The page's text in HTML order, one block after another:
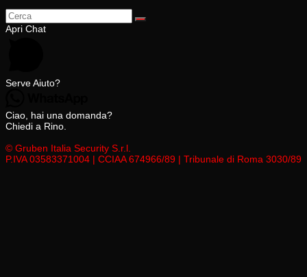
Apri Chat
Serve Aiuto?
Ciao, hai una domanda?
Chiedi a Rino.
© Gruben Italia Security S.r.l.
P.IVA 03583371004 | CCIAA 674966/89 | Tribunale di Roma 3030/89